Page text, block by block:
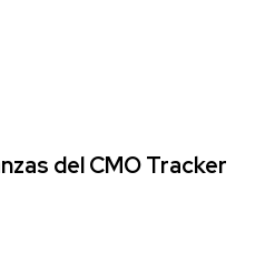
del CMO Tracker